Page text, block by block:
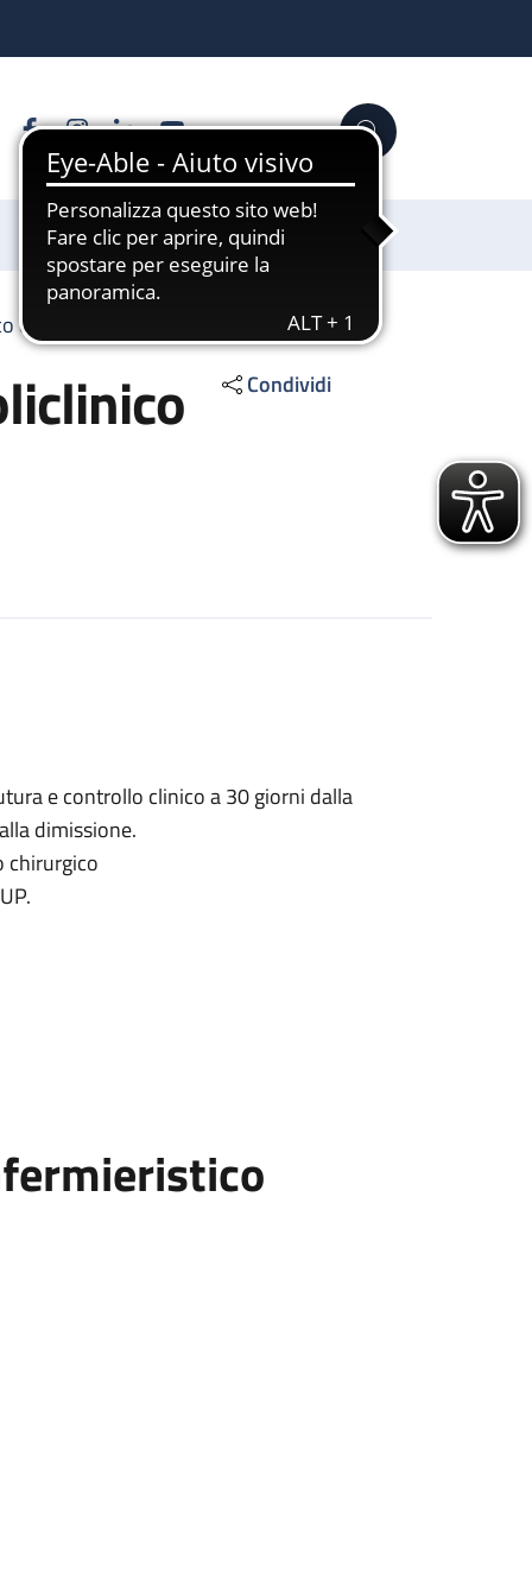
FacebookInstagram
LinkedinYouTube Cerca
Sostienici
Sant'Orsola
Condividi
e controllo clinico a 30 giorni dalla
dimissione.
chirurgico